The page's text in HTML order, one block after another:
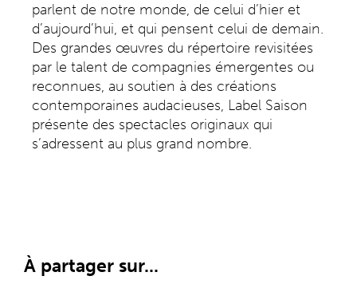
parlent de notre monde, de celui d’hier et
d’aujourd’hui, et qui pensent celui de demain.
Des grandes œuvres du répertoire revisitées
par le talent de compagnies émergentes ou
reconnues, au soutien à des créations
contemporaines audacieuses, Label Saison
présente des spectacles originaux qui
s’adressent au plus grand nombre.
À partager sur...